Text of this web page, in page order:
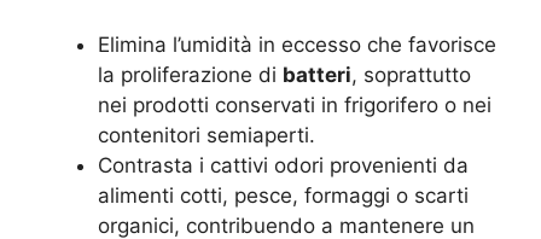
Elimina l’umidità in eccesso che favorisce
la proliferazione di batteri, soprattutto
nei prodotti conservati in frigorifero o nei
contenitori semiaperti.
Contrasta i cattivi odori provenienti da
alimenti cotti, pesce, formaggi o scarti
organici, contribuendo a mantenere un